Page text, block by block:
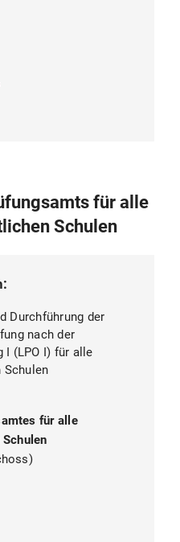
für alle
Schulen
Durchführung der
nach der
I (LPO I) für alle
Schulen
für alle